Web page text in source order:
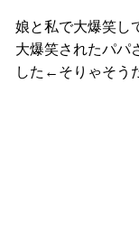
娘と私で大爆笑し
大爆笑されたパパ
した←そりゃそう